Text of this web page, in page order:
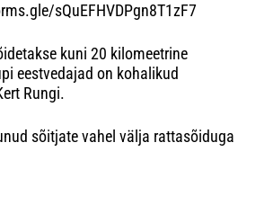
sQuEFHVDPgn8T1zF7
kuni 20 kilomeetrine
eestvedajad on kohalikud
Rungi.
sõitjate vahel välja rattasõiduga